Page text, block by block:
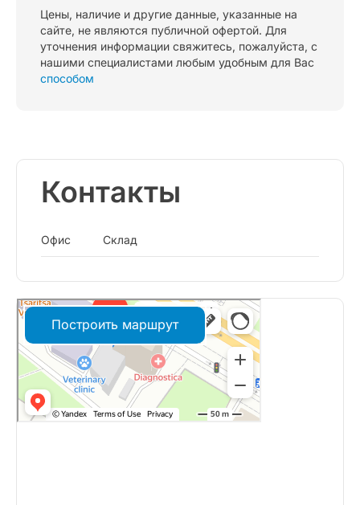
Цены, наличие и другие данные, указанные на
сайте, не являются публичной офертой. Для
уточнения информации свяжитесь, пожалуйста, с
нашими специалистами любым удобным для Вас
способом
Контакты
Офис Склад
Построить маршрут